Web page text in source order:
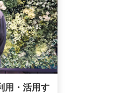
用・活用す